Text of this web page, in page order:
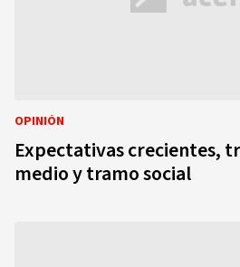
OPINIÓN
Expectativas crecientes,
medio y tramo social